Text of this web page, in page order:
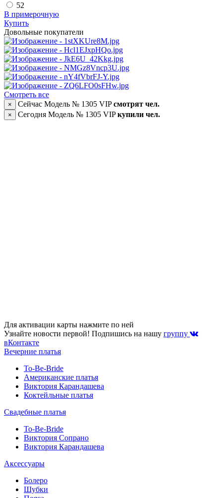
52
В примерочную
Купить
Довольные покупатели
Смотреть все
× Сейчас Модель № 1305 VIPсмотрят чел.
× Сегодня Модель № 1305 VIPкупили чел.
Для активации карты нажмите по ней
Узнайте новости первой! Подпишись на нашу группу
вКонтакте
Вечерние платья
To-Be-Bride
Американские платья
Виктория Карандашева
Коктейльные платья
Свадебные платья
To-Be-Bride
Виктория Сопрано
Виктория Карандашева
Аксессуары
Болеро
Шубки